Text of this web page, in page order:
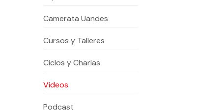
Te puede interesar:International students
Te puede interesar:Explora el campus Uandes
Camerata Uandes
Cursos y Talleres
Ciclos y Charlas
Videos
Podcast